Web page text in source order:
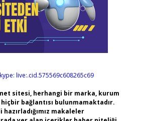
live:.cid.575569c608265c69
sitesi, herhangi bir marka, kurum
bağlantısı bulunmamaktadır.
makaleler